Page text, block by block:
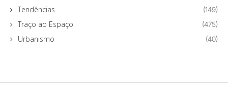
Tendências (149)
Traço ao Espaço (475)
Urbanismo (40)